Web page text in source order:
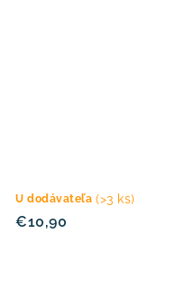
U dodávateľa (>3 ks)
€10,90